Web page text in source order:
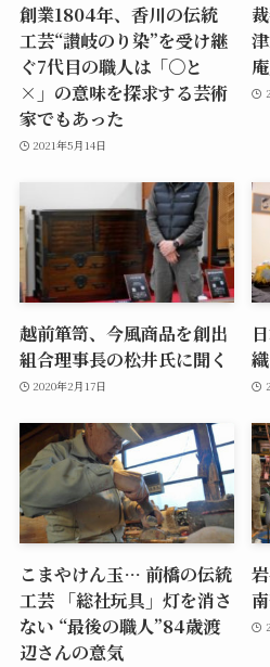
創業1804年、香川の伝統
工芸“讃岐のり染”を受け継
ぐ7代目の職人は「〇と
×」の意味を探求する芸術
家でもあった
2021年5月14日
越前箪笥、今風商品を創出
組合理事長の松井氏に聞く
2020年2月17日
こまやけん玉… 前橋の伝統
工芸 「総社玩具」灯を消さ
ない “最後の職人”84歳渡
辺さんの意気